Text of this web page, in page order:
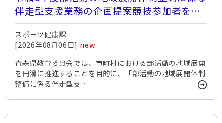
伴走型支援業務の企画提案競技参加者を募
集します
スポーツ健康課
[2026年08月06日] new
青森県教育委員会では、市町村における部活動の地域展開
を円滑に推進することを目的に、「部活動の地域展開体制
整備に係る伴走型支…